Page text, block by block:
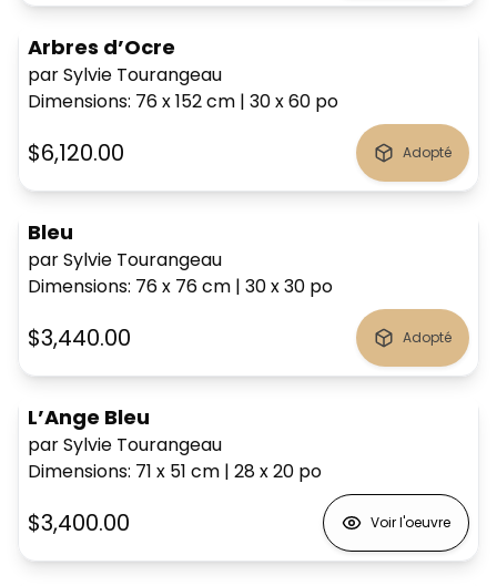
Arbres d’Ocre
par Sylvie Tourangeau
Dimensions: 76 x 152cm | 30 x 60 po
$6,120.00 Adopté
Bleu
par Sylvie Tourangeau
Dimensions: 76 x 76cm | 30 x 30 po
$3,440.00 Adopté
L’Ange Bleu
par Sylvie Tourangeau
Dimensions: 71 x 51 cm | 28 x 20 po
$3,400.00 Voir l'oeuvre